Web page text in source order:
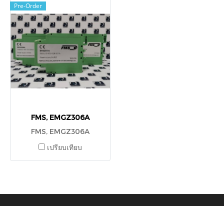
Pre-Order
FMS, EMGZ306A
FMS, EMGZ306A
เปรียบเทียบ